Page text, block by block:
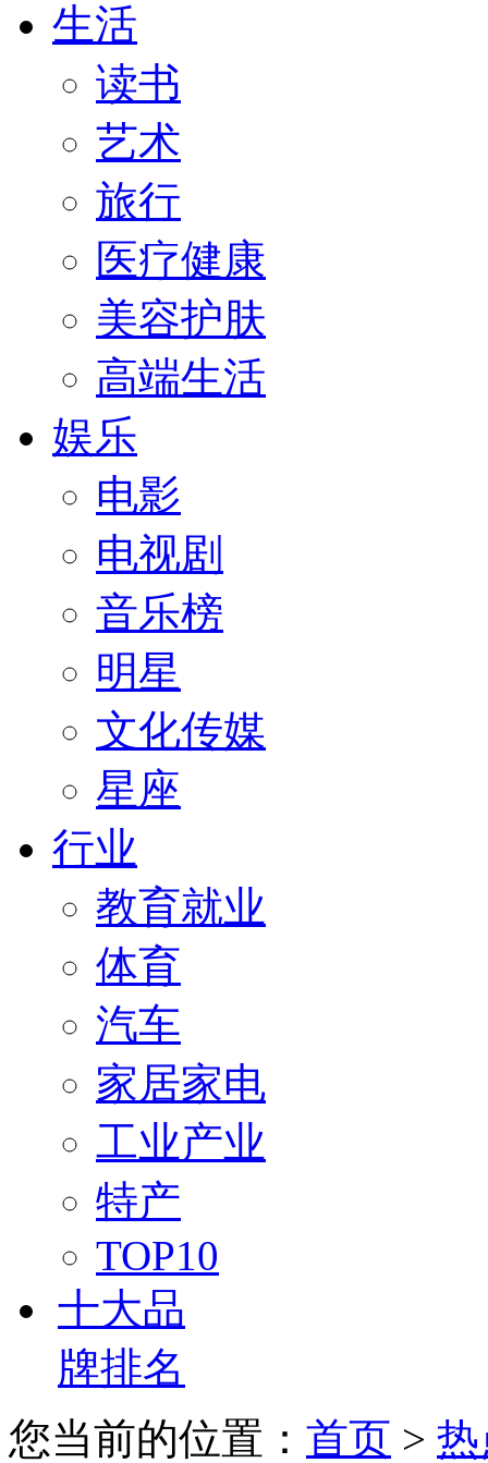
生活
读书
艺术
旅行
医疗健康
美容护肤
高端生活
娱乐
电影
电视剧
音乐榜
明星
文化传媒
星座
行业
教育就业
体育
汽车
家居家电
工业产业
特产
TOP10
十大品
牌排名
您当前的位置： 首页 >